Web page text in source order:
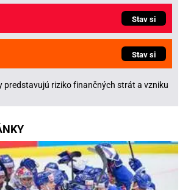
Stav si
Stav si
predstavujú riziko finančných strát a vzniku